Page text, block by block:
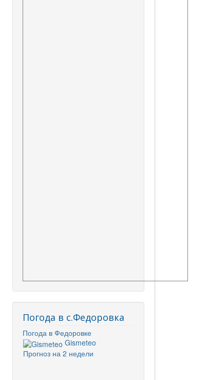
Погода в с.Федоровка
Погода в Федоровке
Gismeteo
Прогноз на 2 недели